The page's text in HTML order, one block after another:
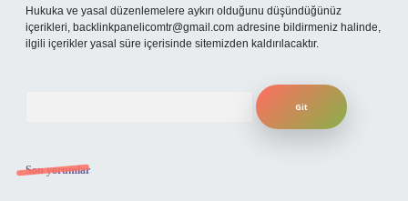
Hukuka ve yasal düzenlemelere aykırı olduğunu düşündüğünüz
içerikleri, backlinkpanelicomtr@gmail.com adresine bildirmeniz halinde,
ilgili içerikler yasal süre içerisinde sitemizden kaldırılacaktır.
Son yorumlar